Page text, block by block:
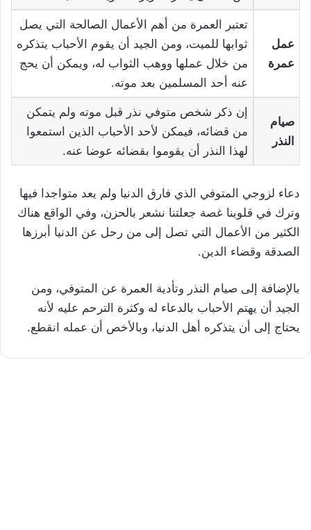
عمل
عمرة
تعتبر العمرة من أهم الأعمال الصالحة التي يصل
ثوابها للميت، ومن الجيد أن يقوم الأحباب يتذكره
من خلال عملها ووهب الثواب له، ويمكن أن يحج
عنه أحد المسلمين بعد موته.
صيام
النذر
إن ذكر شخص متوفي نذر قبل موته ولم يتمكن
من قضائه، فيمكن لأحد الأحباب الذين استمعوا
لهذا النذر أن يقوموا بقضائه عوضا عنه.
دعاء لزوجي المتوفي الذي فارق الدنيا ولم يعد متواجدا فيها
وترك في قلوبنا غصة جعلتنا نشعر بالحزن، وفي الواقع هناك
الكثير من الأعمال التي تصل إلى من رحل عن الدنيا أبرزها
الصدقة وقضاء الدين.
بالإضافة إلى صيام النذر وتأدية العمرة عن المتوفي، ومن
الجيد أن يهتم الأحباب بالدعاء له وكثرة الترحم عليه لأنه
يحتاج إلى أن يتذكره أهل الدنيا، وبالأخص أن عمله انقطع.